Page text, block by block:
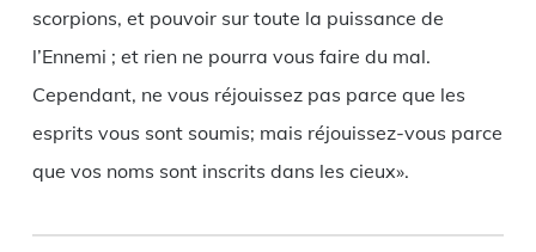
scorpions, et pouvoir sur toute la puissance de
l’Ennemi ; et rien ne pourra vous faire du mal.
Cependant, ne vous réjouissez pas parce que les
esprits vous sont soumis; mais réjouissez-vous parce
que vos noms sont inscrits dans les cieux».